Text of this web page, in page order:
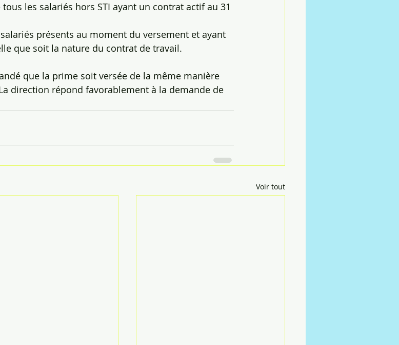
que soit la nature du contrat de travail.
que la prime soit versée de la même manière
direction répond favorablement à la demande de
Voir tout